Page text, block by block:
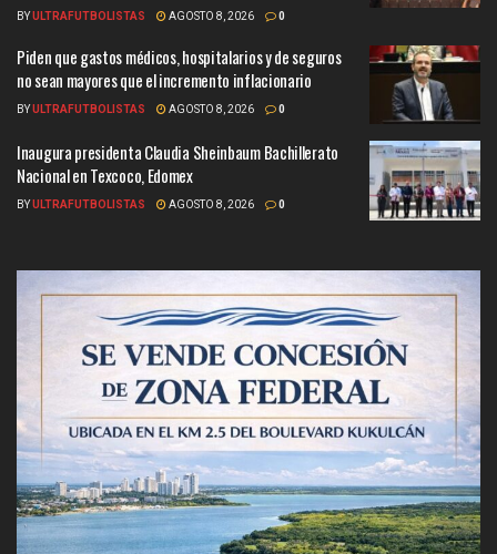
BYULTRAFUTBOLISTAS AGOSTO 8, 2026 0
Piden que gastos médicos, hospitalarios y de seguros
no sean mayores que el incremento inflacionario
BYULTRAFUTBOLISTAS AGOSTO 8, 2026 0
Inaugura presidenta Claudia Sheinbaum Bachillerato
Nacional en Texcoco, Edomex
BYULTRAFUTBOLISTAS AGOSTO 8, 2026 0